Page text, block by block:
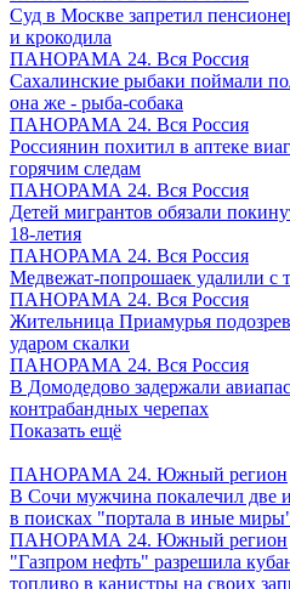
Суд в Москве запретил
и крокодила
ПАНОРАМА 24. Вся Россия
Сахалинские рыбаки поймали
она же - рыба-собака
ПАНОРАМА 24. Вся Россия
Россиянин похитил в аптеке
горячим следам
ПАНОРАМА 24. Вся Россия
Детей мигрантов обязали
18-летия
ПАНОРАМА 24. Вся Россия
Медвежат-попрошаек удалили с
ПАНОРАМА 24. Вся Россия
Жительница Приамурья
ударом скалки
ПАНОРАМА 24. Вся Россия
В Домодедово задержали
контрабандных черепах
Показать ещё
ПАНОРАМА 24. Южный регион
В Сочи мужчина покалечил две
в поисках "портала в иные
ПАНОРАМА 24. Южный регион
"Газпром нефть" разрешила
топливо в канистры на своих